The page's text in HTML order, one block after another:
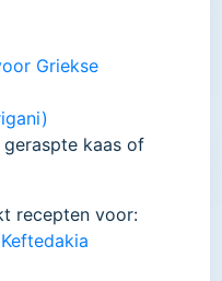
Griekse
kaas of
recepten voor:
Keftedakia